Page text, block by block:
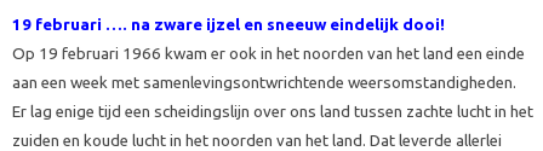
19 februari …. na zware ijzel en sneeuw eindelijk dooi!
Op 19 februari 1966 kwam er ook in het noorden van het land een einde
aan een week met samenlevingsontwrichtende weersomstandigheden.
Er lag enige tijd een scheidingslijn over ons land tussen zachte lucht in het
zuiden en koude lucht in het noorden van het land. Dat leverde allerlei